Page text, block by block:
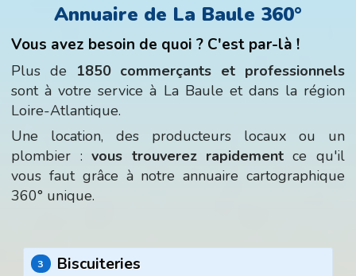
Annuaire de La Baule 360°
Vous avez besoin de quoi ? C'est par-là !
Plus de 1850 commerçants et professionnels
sont à votre service à La Baule et dans la région
Loire-Atlantique.
Une location, des producteurs locaux ou un
plombier :vous trouverez rapidementce qu'il
vous faut grâce à notre annuaire cartographique
360° unique.
3 Biscuiteries